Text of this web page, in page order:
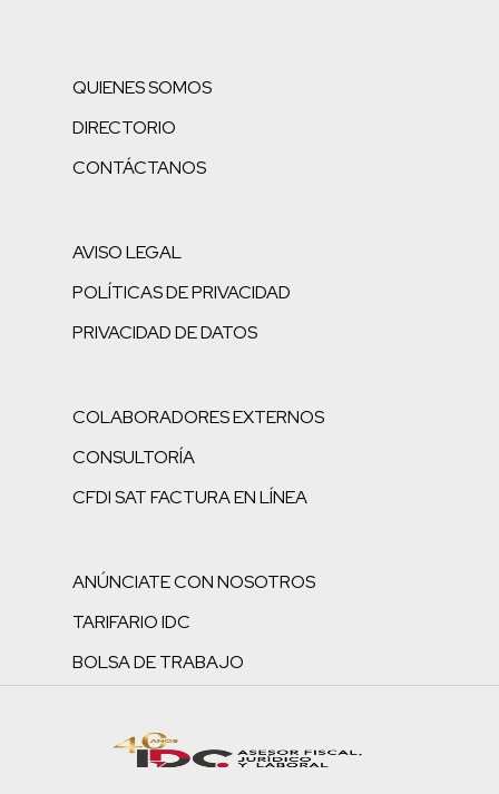
QUIENES SOMOS
DIRECTORIO
CONTÁCTANOS
AVISO LEGAL
POLÍTICAS DE PRIVACIDAD
PRIVACIDAD DE DATOS
COLABORADORES EXTERNOS
CONSULTORÍA
CFDI SAT FACTURA EN LÍNEA
ANÚNCIATE CON NOSOTROS
TARIFARIO IDC
BOLSA DE TRABAJO